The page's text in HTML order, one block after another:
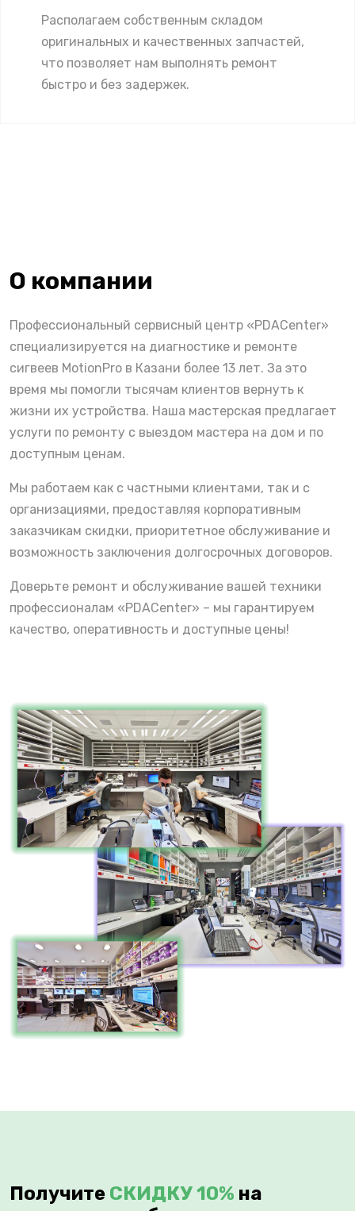
Располагаем собственным складом
оригинальных и качественных запчастей,
что позволяет нам выполнять ремонт
быстро и без задержек.
О компании
Профессиональный сервисный центр «PDACenter»
специализируется на диагностике и ремонте
сигвеев MotionPro в Казани более 13 лет. За это
время мы помогли тысячам клиентов вернуть к
жизни их устройства. Наша мастерская предлагает
услуги по ремонту с выездом мастера на дом и по
доступным ценам.
Мы работаем как с частными клиентами, так и с
организациями, предоставляя корпоративным
заказчикам скидки, приоритетное обслуживание и
возможность заключения долгосрочных договоров.
Доверьте ремонт и обслуживание вашей техники
профессионалам «PDACenter» – мы гарантируем
качество, оперативность и доступные цены!
Получите СКИДКУ 10% на